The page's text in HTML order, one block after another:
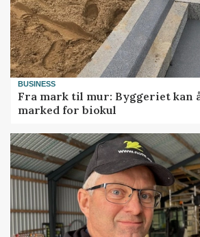
BUSINESS
Fra mark til mur: Byggeriet kan
marked for biokul